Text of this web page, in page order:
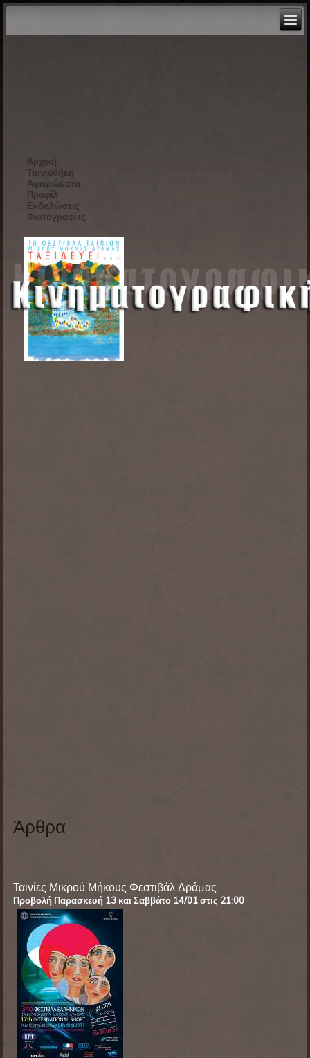
Αρχική
Ταινιοθήκη
Αφιερώματα
Προφίλ
Εκδηλώσεις
Φωτογραφίες
Άρθρα
Ταινίες Μικρού Μήκους Φεστιβάλ Δράμας
Προβολή Παρασκευή 13 και Σαββάτο 14/01 στις 21:00